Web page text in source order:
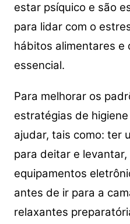
estar psíquico e são
para lidar com o
hábitos alimentares e
essencial.
Para melhorar os
estratégias de
ajudar, tais como: ter
para deitar e
equipamentos
antes de ir para a
relaxantes